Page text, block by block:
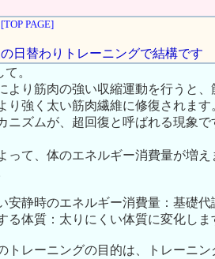
[TOP PAGE]
日替わりトレーニングで結構です
。
より筋肉の強い収縮運動を行うと
り強く太い筋肉繊維に修復されます
ニズムが、超回復と呼ばれる現象
って、体のエネルギー消費量が増
安静時のエネルギー消費量：基礎
る体質：太りにくい体質に変化しま
トレーニングの目的は、トレーニ